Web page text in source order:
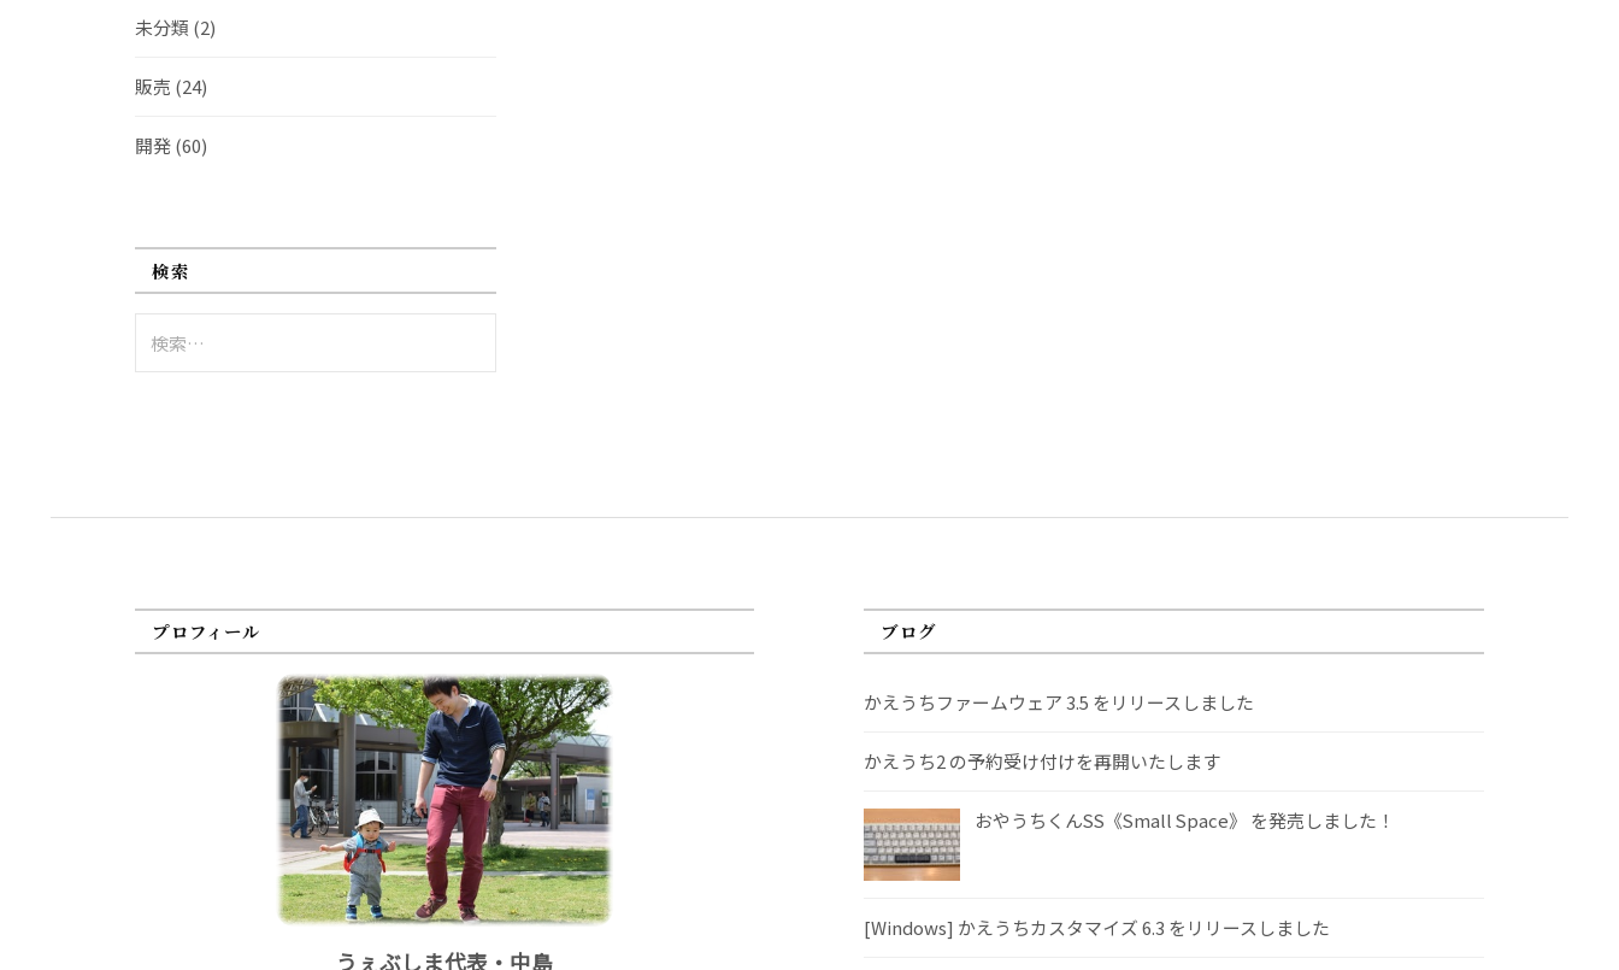
未分類 (2)
販売 (24)
開発(60)
検索
索:
プロフィール
うぇぶしま代表・中島
ブログ
かえうちファームウェア 3.5 をリリースしました
かえうち2 の予約受け付けを再開いたします
おやうちくんSS《Small Space》 を発売しました！
[Windows] かえうちカスタマイズ 6.3 をリリースしました